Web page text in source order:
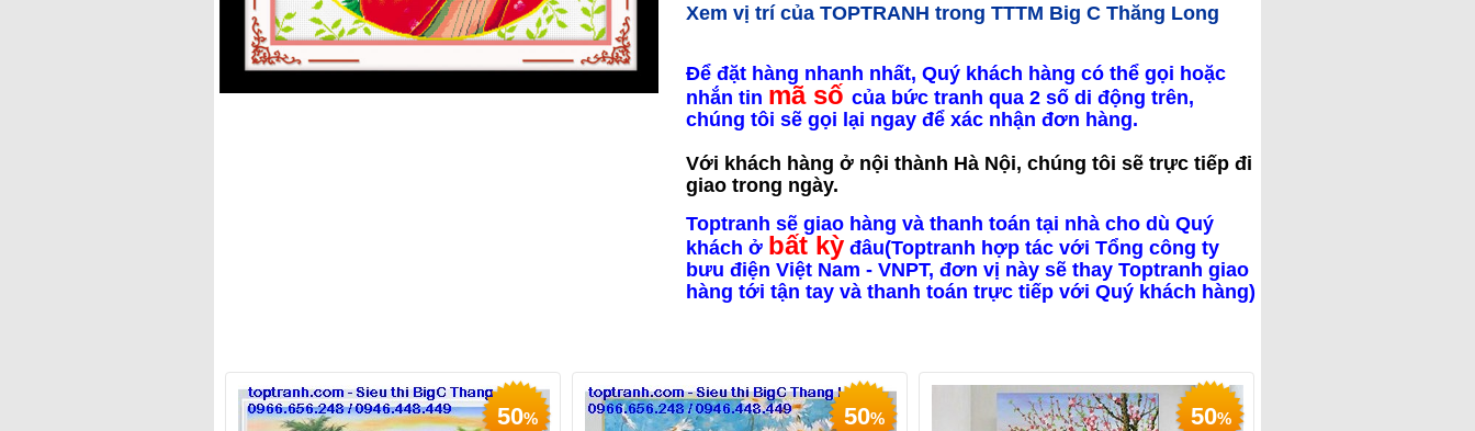
Xem vị trí của TOPTRANH trong TTTM Big C Thăng Long
Để đặt hàng nhanh nhất, Quý khách hàng có thể gọi hoặc
nhắn tin mã số của bức tranh qua 2 số di động trên,
chúng tôi sẽ gọi lại ngay để xác nhận đơn hàng.
Với khách hàng ở nội thành Hà Nội, chúng tôi sẽ trực tiếp đi
giao trong ngày.
Toptranh sẽ giao hàng và thanh toán tại nhà cho dù Quý
khách ở bất kỳ đâu(Toptranh hợp tác với Tổng công ty
bưu điện Việt Nam - VNPT, đơn vị này sẽ thay Toptranh giao
hàng tới tận tay và thanh toán trực tiếp với Quý khách hàng)
50% 50% 50%